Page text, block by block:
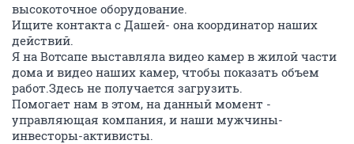
высокоточное оборудование.
Ищите контакта с Дашей- она координатор наших
действий.
Я на Вотсапе выставляла видео камер в жилой части
дома и видео наших камер, чтобы показать объем
работ.Здесь не получается загрузить.
Помогает нам в этом, на данный момент -
управляющая компания, и наши мужчины-
инвесторы-активисты.